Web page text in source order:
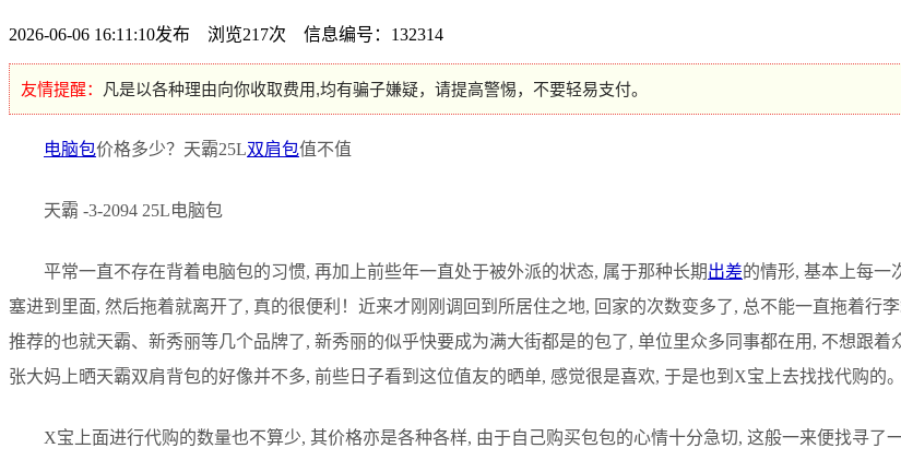
2026-06-06 16:11:10发布 浏览217次 信息编号：132314
友情提醒： 凡是以各种理由向你收取费用,均有骗子嫌疑，请提高警惕，不要轻易支付。
电脑包价格多少？天霸25L双肩包值不值
天霸 -3-2094 25L电脑包
平常一直不存在背着电脑包的习惯, 再加上前些年一直处于被外派的状态, 属于那种长期出差的情形, 基本上每一
塞进到里面, 然后拖着就离开了, 真的很便利！近来才刚刚调回到所居住之地, 回家的次数变多了, 总不能一直拖着行
推荐的也就天霸、新秀丽等几个品牌了, 新秀丽的似乎快要成为满大街都是的包了, 单位里众多同事都在用, 不想跟
张大妈上晒天霸双肩背包的好像并不多, 前些日子看到这位值友的晒单, 感觉很是喜欢, 于是也到X宝上去找找代购的。
X宝上面进行代购的数量也不算少, 其价格亦是各种各样, 由于自己购买包包的心情十分急切, 这般一来便找寻